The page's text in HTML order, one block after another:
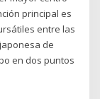
principal es
entre las
de
en dos puntos